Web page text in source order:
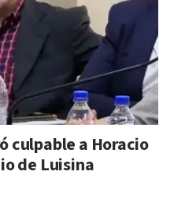
culpable a Horacio
de Luisina